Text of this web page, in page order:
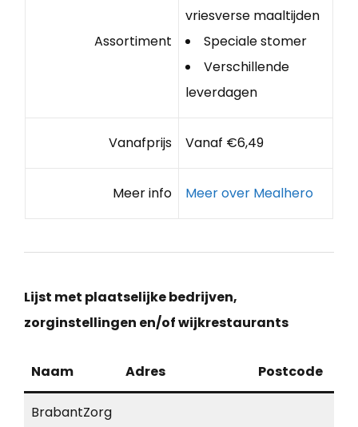
Assortiment
vriesverse maaltijden
Speciale stomer
Verschillende
leverdagen
Vanafprijs Vanaf €6,49
Meer info Meer over Mealhero
Lijst met plaatselijke bedrijven,
zorginstellingen en/of wijkrestaurants
Naam Adres Postcode
BrabantZorg